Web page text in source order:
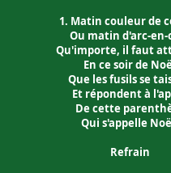
1. Matin couleur de
Ou matin d'arc-en-
Qu'importe, il faut
En ce soir de
Que les fusils se
Et répondent à
De cette
Qui s'appelle
Refrain